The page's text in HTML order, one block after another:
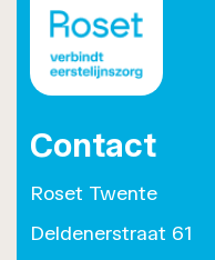
Contact
Roset Twente
Deldenerstraat 61